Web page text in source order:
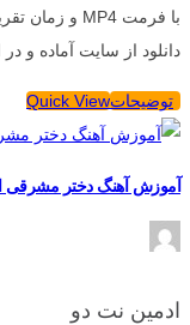
دانلود از سایت آماده و
توضیحاتQuick View
آموزش آهنگ دختر مشرقی
ادمین نت دو